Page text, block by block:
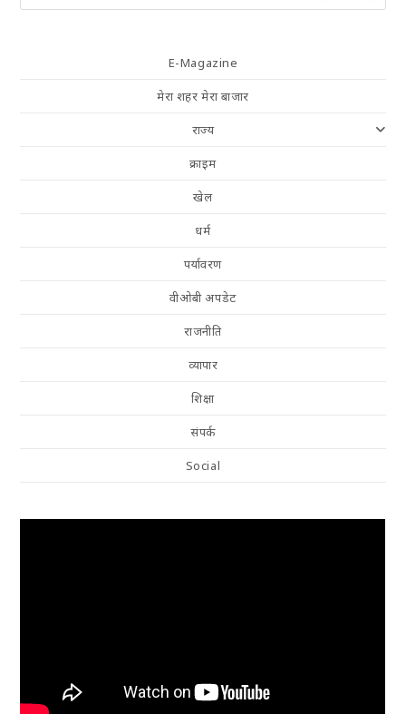
E-Magazine
मेरा शहर मेरा बाजार
राज्य
क्राइम
खेल
धर्म
पर्यावरण
वीओबी अपडेट
राजनीति
व्यापार
शिक्षा
संपर्क
Social